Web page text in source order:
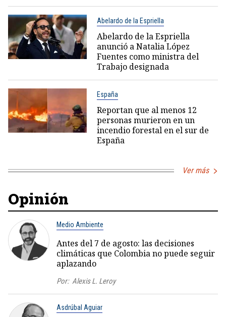
Abelardo de la Espriella
Abelardo de la Espriella
anunció a Natalia López
Fuentes como ministra del
Trabajo designada
España
Reportan que al menos 12
personas murieron en un
incendio forestal en el sur de
España
Ver más
Opinión
Medio Ambiente
Antes del 7 de agosto: las decisiones
climáticas que Colombia no puede seguir
aplazando
Por: Alexis L. Leroy
Asdrúbal Aguiar